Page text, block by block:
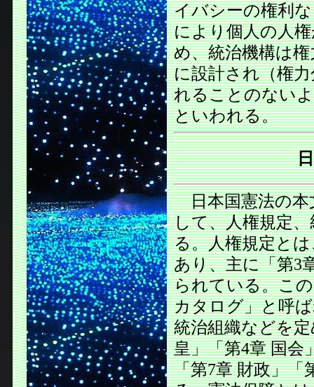
イバシーの権利
により個人の人
め、統治機構は
に設計され（権
れることのない
といわれる。
日本国憲法の本
して、人権規定
る。人権規定と
あり、主に「第3
られている。こ
カタログ」と呼
統治組織などを
皇」「第4章 国会
「第7章 財政」「